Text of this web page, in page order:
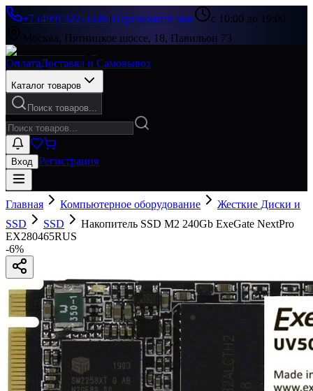
+7 (499) 322-33-86|Перезвоните мне
с 10:00 до 19:00
Москва, Пятницкое шоссе, 18, Павильон 73
ОплатаДоставка и Самовывоз
Каталог товаров
Поиск товаров...
Вход Регистрация
Главная Компьютерное оборудование
Жесткие Диски и
SSD
SSD
Накопитель SSD M2 240Gb ExeGate NextPro
EX280465RUS
-6%